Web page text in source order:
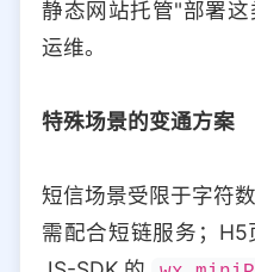
静态网站托管"部署
运维。
特殊场景的变通方案
短信场景受限于字符
需配合短链服务；